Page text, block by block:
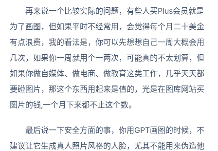
再来说一个比较实际的问题，有些人买Plus会员就是
为了画图，但如果平时不经常用，会觉得每个月二十美金
有点浪费，我的看法是，你可以先想想自己一周大概会用
几次，如果你一周就用个一两次，可能真的不太划算，但
如果你做自媒体、做电商、做教育这类工作，几乎天天都
要碰图片，那这个东西用起来是值的，光是在图库网站买
图片的钱,一个月下来都不止这个数。
最后说一下安全方面的事，你用GPT画图的时候，不
建议让它生成真人照片风格的人脸，尤其不能用来伪造他